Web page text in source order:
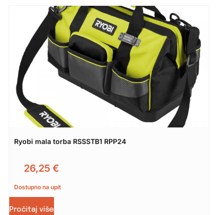
Ryobi mala torba RSSSTB1 RPP24
26,25 €
Dostupno na upit
Pročitaj više